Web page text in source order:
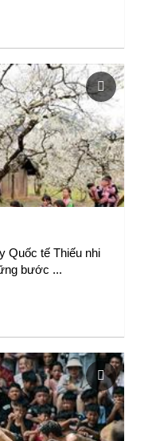
Quốc tế Thiếu nhi
bước ...